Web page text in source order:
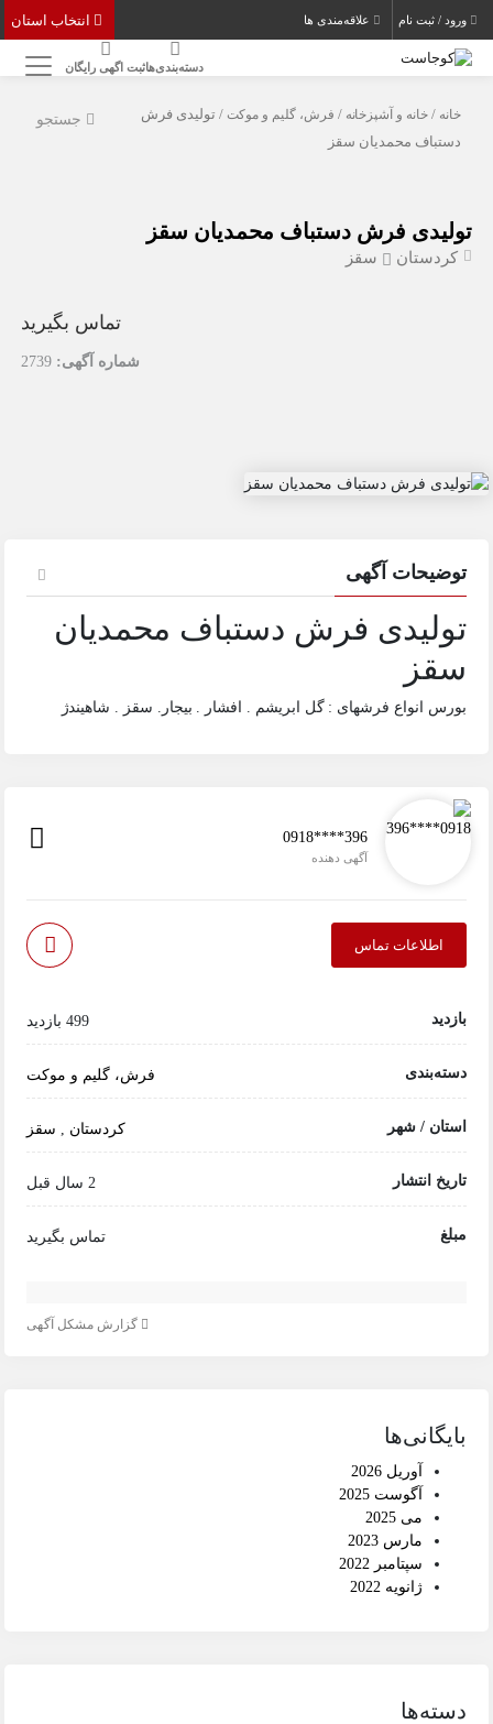
ورود / ثبت نام علاقه‌مندی ها
دسته‌بندی‌هاثبت اگهی رایگان
جستجو خانه /خانه و آشپزخانه / فرش، گلیم و موکت / تولیدی فرش
دستباف محمدیان سقز
تولیدی فرش دستباف محمدیان سقز
کردستان سقز
تماس بگیرید
شماره آگهی: 2739
توضیحات آگهی
تولیدی فرش دستباف محمدیان
سقز
بورس انواع فرشهای : گل ابریشم . افشار . بیجار. سقز . شاهیندژ
0918****396
آگهی دهنده
اطلاعات تماس
بازدید 499 بازدید
دسته‌بندی فرش، گلیم و موکت
استان / شهر کردستان سقز
تاریخ انتشار 2 سال قبل
مبلغ تماس بگیرید
گزارش مشکل آگهی
بایگانی‌ها
آوریل 2026
آگوست 2025
می 2025
مارس 2023
سپتامبر 2022
ژانویه 2022
دسته‌ها